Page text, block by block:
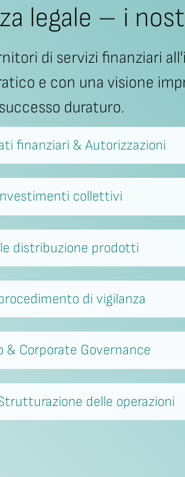
legale – i
di servizi finanziari
e con una visione
duraturo.
finanziari & Autorizzazioni
collettivi
distribuzione prodotti
di vigilanza
Corporate Governance
delle operazioni